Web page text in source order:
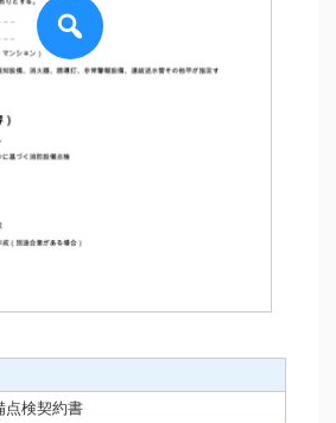
点検契約書